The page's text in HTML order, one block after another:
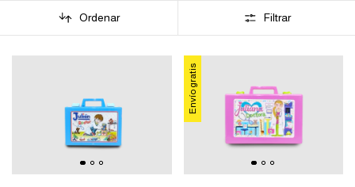
Ordenar Filtrar
Envío gratis